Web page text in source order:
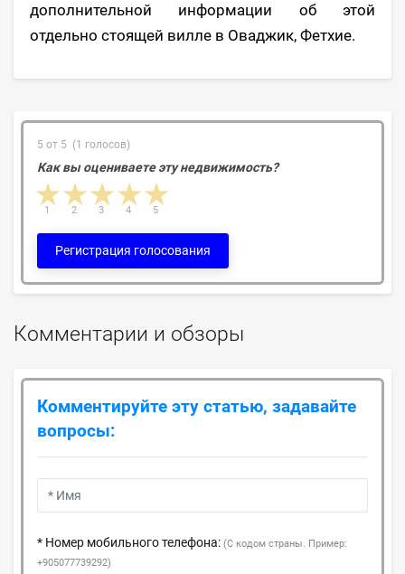
дополнительной информации об этой
отдельно стоящей вилле в Оваджик, Фетхие.
5 от 5 (1 голосов)
Как вы оцениваете эту недвижимость?
4 stars
3 stars
2 stars
1 star 5
4
3
2
1
Регистрация голосования
Комментарии и обзоры
Комментируйте эту статью, задавайте
вопросы:
* Номер мобильного телефона: (С кодом страны. Пример:
+905077739292)